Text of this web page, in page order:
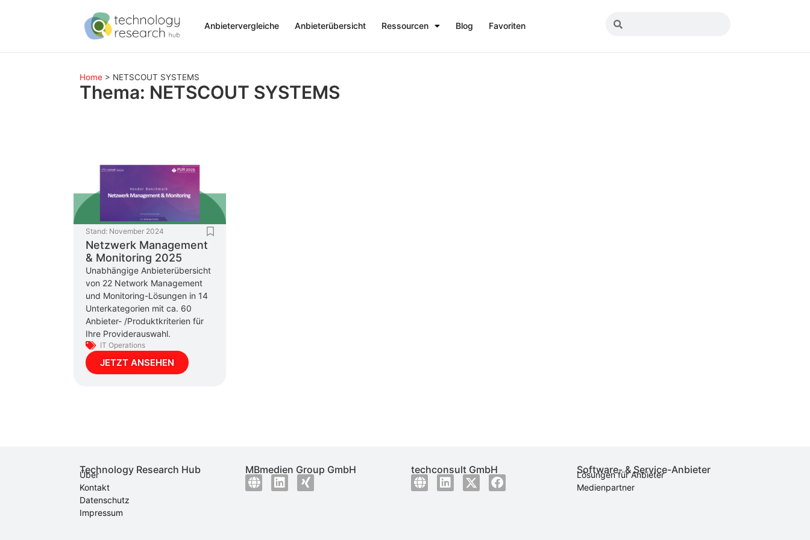
Anbietervergleiche Anbieterübersicht Ressourcen Blog Favoriten
Home > NETSCOUT SYSTEMS
Thema: NETSCOUT SYSTEMS
Stand: November 2024
Netzwerk Management
& Monitoring 2025
Unabhängige Anbieterübersicht
von 22 Network Management
und Monitoring-Lösungen in 14
Unterkategorien mit ca. 60
Anbieter- /Produktkriterien für
Ihre Providerauswahl.
IT Operations
JETZT ANSEHEN
Technology Research Hub
Über
Kontakt
Datenschutz
Impressum
MBmedien Group GmbH techconsult GmbH Software- & Service-Anbieter
Lösungen für Anbieter
Medienpartner